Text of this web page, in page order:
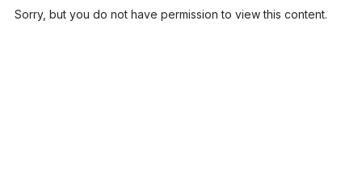
Sorry, but you do not have permission to view this content.